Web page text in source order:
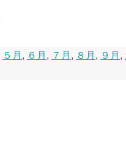
５月 , ６月 , ７月 , ８月 , ９月 ,